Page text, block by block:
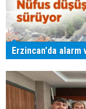
Erzincan'da alarm